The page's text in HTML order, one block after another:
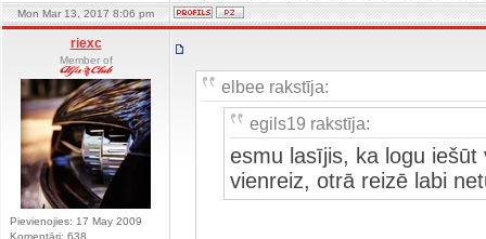
Mon Mar 13, 2017 8:06 pm
riexc
Member of
Pievienojies: 17 May 2009
Komentāri: 638
elbee rakstīja:
egils19 rakstīja:
esmu lasījis, ka logu
vienreiz, otrā reizē labi